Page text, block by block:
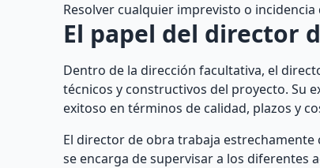
Resolver cualquier imprevisto o
El papel del director
Dentro de la dirección facultativa, el
técnicos y constructivos del proyecto. Su
exitoso en términos de calidad, plazos y
El director de obra trabaja
se encarga de supervisar a los diferentes